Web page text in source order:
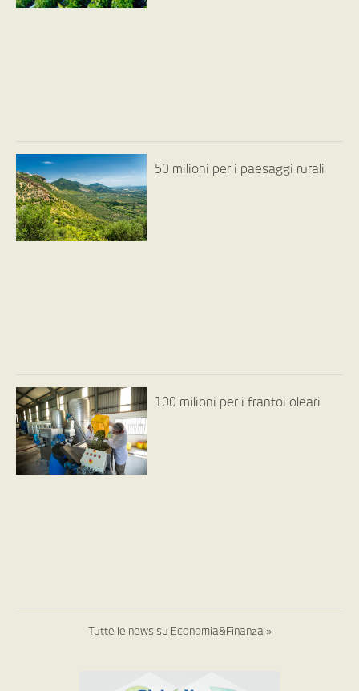
50 milioni per i paesaggi rurali
100 milioni per i frantoi oleari
Tutte le news su Economia&Finanza »